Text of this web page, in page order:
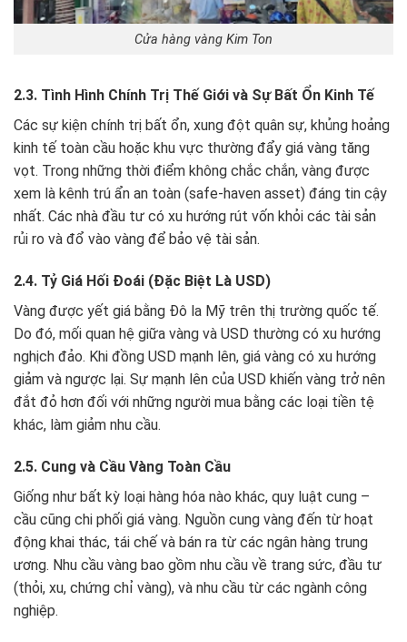
Cửa hàng vàng Kim Ton
2.3. Tình Hình Chính Trị Thế Giới và Sự Bất Ổn Kinh Tế
Các sự kiện chính trị bất ổn, xung đột quân sự, khủng hoảng
kinh tế toàn cầu hoặc khu vực thường đẩy giá vàng tăng
vọt. Trong những thời điểm không chắc chắn, vàng được
xem là kênh trú ẩn an toàn (safe-haven asset) đáng tin cậy
nhất. Các nhà đầu tư có xu hướng rút vốn khỏi các tài sản
rủi ro và đổ vào vàng để bảo vệ tài sản.
2.4. Tỷ Giá Hối Đoái (Đặc Biệt Là USD)
Vàng được yết giá bằng Đô la Mỹ trên thị trường quốc tế.
Do đó, mối quan hệ giữa vàng và USD thường có xu hướng
nghịch đảo. Khi đồng USD mạnh lên, giá vàng có xu hướng
giảm và ngược lại. Sự mạnh lên của USD khiến vàng trở nên
đắt đỏ hơn đối với những người mua bằng các loại tiền tệ
khác, làm giảm nhu cầu.
2.5. Cung và Cầu Vàng Toàn Cầu
Giống như bất kỳ loại hàng hóa nào khác, quy luật cung –
cầu cũng chi phối giá vàng. Nguồn cung vàng đến từ hoạt
động khai thác, tái chế và bán ra từ các ngân hàng trung
ương. Nhu cầu vàng bao gồm nhu cầu về trang sức, đầu tư
(thỏi, xu, chứng chỉ vàng), và nhu cầu từ các ngành công
nghiệp.